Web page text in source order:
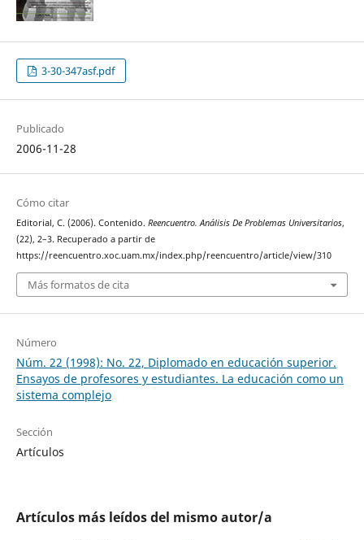
3-30-347asf.pdf
Publicado
2006-11-28
Cómo citar
Editorial, C. (2006). Contenido. Reencuentro. Análisis De Problemas Universitarios,
(22), 2–3. Recuperado a partir de
https://reencuentro.xoc.uam.mx/index.php/reencuentro/article/view/310
Más formatos de cita
Número
Núm. 22 (1998): No. 22, Diplomado en educación superior.
Ensayos de profesores y estudiantes. La educación como un
sistema complejo
Sección
Artículos
Artículos más leídos del mismo autor/a